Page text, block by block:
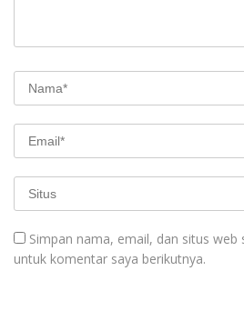
Simpan nama, email, dan situs web
untuk komentar saya berikutnya.